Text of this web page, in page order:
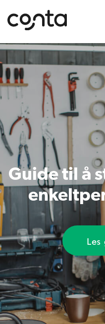
Guide til å